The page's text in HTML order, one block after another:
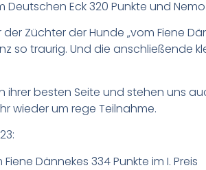
Eck 320 Punkte und
Züchter der Hunde „vom Fiene
so traurig. Und die anschließende
ihrer besten Seite und stehen uns
wieder um rege Teilnahme.
Dännekes 334 Punkte im I. Preis